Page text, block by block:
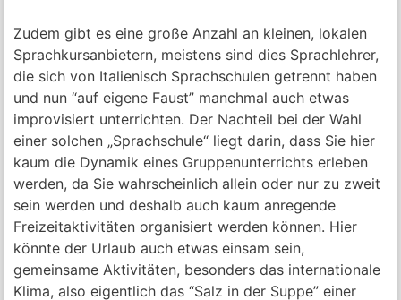
Zudem gibt es eine große Anzahl an kleinen, lokalen
Sprachkursanbietern, meistens sind dies Sprachlehrer,
die sich von Italienisch Sprachschulen getrennt haben
und nun “auf eigene Faust” manchmal auch etwas
improvisiert unterrichten. Der Nachteil bei der Wahl
einer solchen „Sprachschule“ liegt darin, dass Sie hier
kaum die Dynamik eines Gruppenunterrichts erleben
werden, da Sie wahrscheinlich allein oder nur zu zweit
sein werden und deshalb auch kaum anregende
Freizeitaktivitäten organisiert werden können. Hier
könnte der Urlaub auch etwas einsam sein,
gemeinsame Aktivitäten, besonders das internationale
Klima, also eigentlich das “Salz in der Suppe” einer